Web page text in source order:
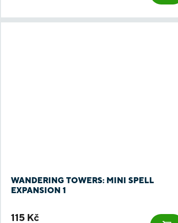
WANDERING TOWERS: MINI SPELL
EXPANSION 1
115 Kč